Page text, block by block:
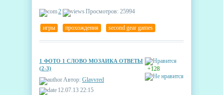
2 Просмотров: 25994
игры прохождения second gear games
+128
1 ФОТО 1 СЛОВО МОЗАИКА ОТВЕТЫ
(2-3)
Автор: Glavvred
12.07.13 22:15